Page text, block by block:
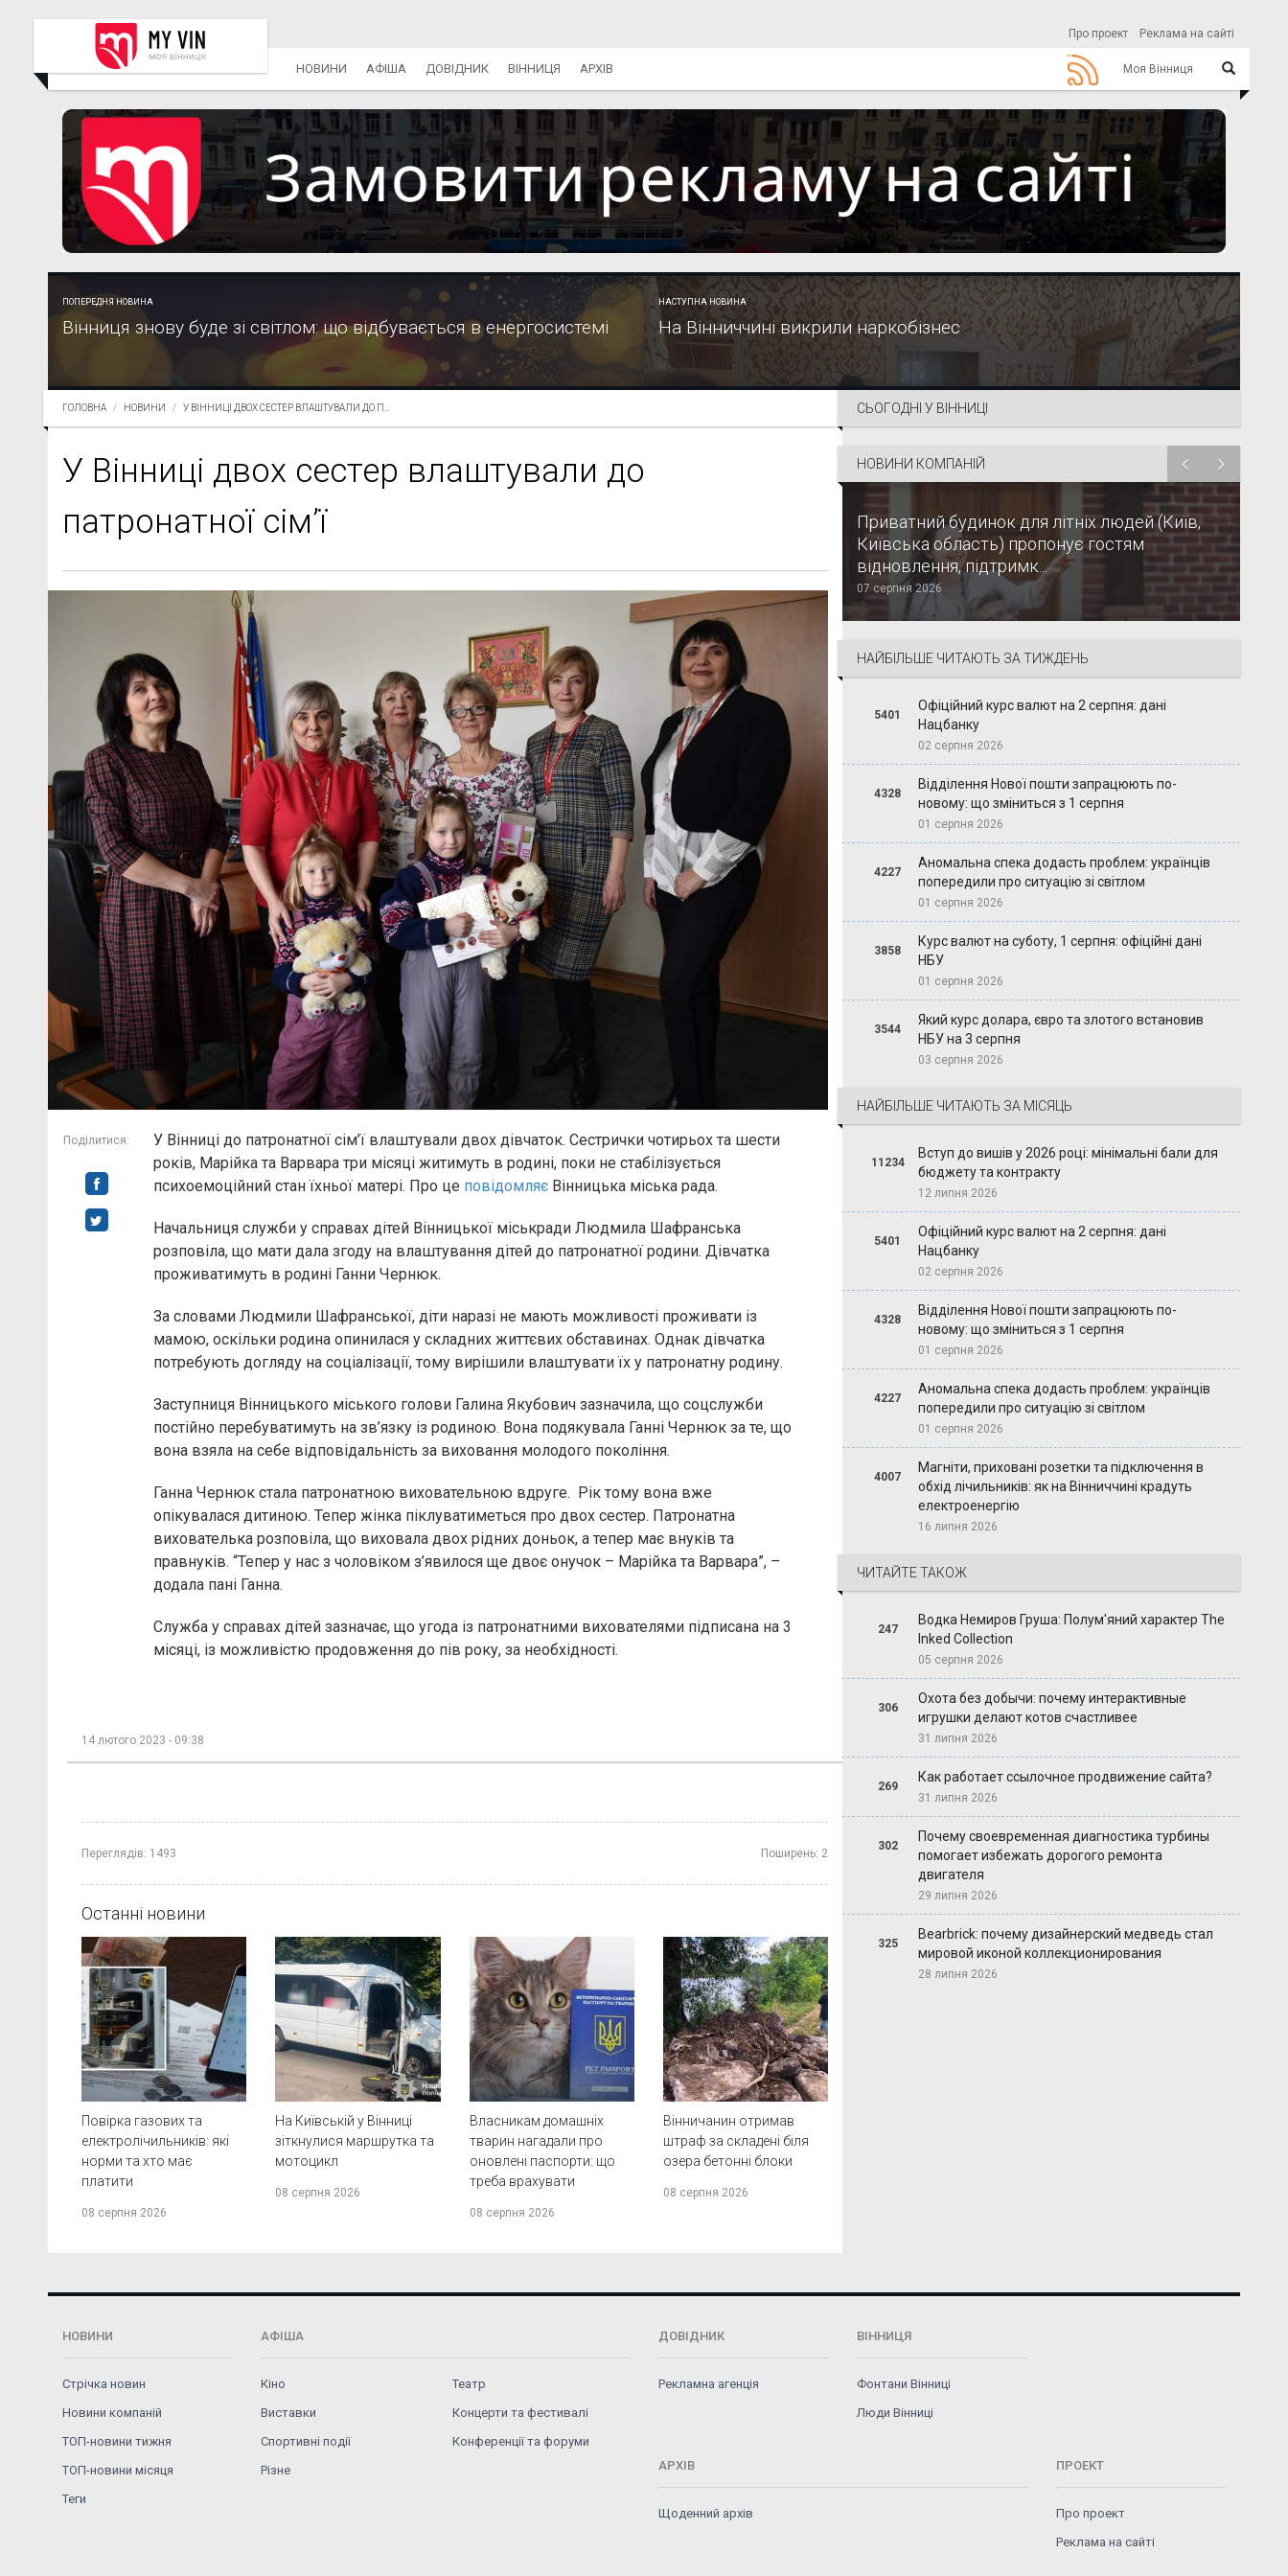
Про проект Реклама на сайті
Моя Вінниця
НОВИНИ АФІША ДОВІДНИК ВІННИЦЯ АРХІВ
ПОПЕРЕДНЯ НОВИНА
Вінниця знову буде зі світлом: що відбувається в енергосистемі
НАСТУПНА НОВИНА
На Вінниччині викрили наркобізнес
ГОЛОВНА НОВИНИ У ВІННИЦІ ДВОХ СЕСТЕР ВЛАШТУВАЛИ ДО П...
У Вінниці двох сестер влаштували до
патронатної сім’ї
Поділитися:
У Вінниці до патронатної сім’ї влаштували двох дівчаток. Сестрички чотирьох та шести
років, Марійка та Варвара три місяці житимуть в родині, поки не стабілізується
психоемоційний стан їхньої матері. Про це повідомляє Вінницька міська рада.
Начальниця служби у справах дітей Вінницької міськради Людмила Шафранська
розповіла, що мати дала згоду на влаштування дітей до патронатної родини. Дівчатка
проживатимуть в родині Ганни Чернюк.
За словами Людмили Шафранської, діти наразі не мають можливості проживати із
мамою, оскільки родина опинилася у складних життєвих обставинах. Однак дівчатка
потребують догляду на соціалізації, тому вирішили влаштувати їх у патронатну родину.
Заступниця Вінницького міського голови Галина Якубович зазначила, що соцслужби
постійно перебуватимуть на зв’язку із родиною. Вона подякувала Ганні Чернюк за те, що
вона взяла на себе відповідальність за виховання молодого покоління.
Ганна Чернюк стала патронатною виховательною вдруге. Рік тому вона вже
опікувалася дитиною. Тепер жінка піклуватиметься про двох сестер. Патронатна
вихователька розповіла, що виховала двох рідних доньок, а тепер має внуків та
правнуків. “Тепер у нас з чоловіком з’явилося ще двоє онучок – Марійка та Варвара”, –
додала пані Ганна.
Служба у справах дітей зазначає, що угода із патронатними вихователями підписана на 3
місяці, із можливістю продовження до пів року, за необхідності.
14 лютого 2023 - 09:38
Переглядів: 1493 Поширень: 2
Останні новини
Повірка газових та
електролічильників: які
норми та хто має
платити
08 серпня 2026
На Київській у Вінниці
зіткнулися маршрутка та
мотоцикл
08 серпня 2026
Власникам домашніх
тварин нагадали про
оновлені паспорти: що
треба врахувати
08 серпня 2026
Вінничанин отримав
штраф за складені біля
озера бетонні блоки
08 серпня 2026
СЬОГОДНІ У ВІННИЦІ
НОВИНИ КОМПАНІЙ
Приватний будинок для літніх людей (Київ,
Київська область) пропонує гостям
відновлення, підтримк...
07 серпня 2026
НАЙБІЛЬШЕ ЧИТАЮТЬ ЗА ТИЖДЕНЬ
5401
Офіційний курс валют на 2 серпня: дані
Нацбанку
02 серпня 2026
4328
Відділення Нової пошти запрацюють по-
новому: що зміниться з 1 серпня
01 серпня 2026
4227
Аномальна спека додасть проблем: українців
попередили про ситуацію зі світлом
01 серпня 2026
3858
Курс валют на суботу, 1 серпня: офіційні дані
НБУ
01 серпня 2026
3544
Який курс долара, євро та злотого встановив
НБУ на 3 серпня
03 серпня 2026
НАЙБІЛЬШЕ ЧИТАЮТЬ ЗА МІСЯЦЬ
11234
Вступ до вишів у 2026 році: мінімальні бали для
бюджету та контракту
12 липня 2026
5401
Офіційний курс валют на 2 серпня: дані
Нацбанку
02 серпня 2026
4328
Відділення Нової пошти запрацюють по-
новому: що зміниться з 1 серпня
01 серпня 2026
4227
Аномальна спека додасть проблем: українців
попередили про ситуацію зі світлом
01 серпня 2026
4007
Магніти, приховані розетки та підключення в
обхід лічильників: як на Вінниччині крадуть
електроенергію
16 липня 2026
ЧИТАЙТЕ ТАКОЖ
247
Водка Немиров Груша: Полум'яний характер The
Inked Collection
05 серпня 2026
306
Охота без добычи: почему интерактивные
игрушки делают котов счастливее
31 липня 2026
269
Как работает ссылочное продвижение сайта?
31 липня 2026
302
Почему своевременная диагностика турбины
помогает избежать дорогого ремонта
двигателя
29 липня 2026
325
Bearbrick: почему дизайнерский медведь стал
мировой иконой коллекционирования
28 липня 2026
НОВИНИ
Стрічка новин
Новини компаній
ТОП-новини тижня
ТОП-новини місяця
Теги
АФІША
Кіно
Театр
Виставки
Концерти та фестивалі
Спортивні події
Конференції та форуми
Різне
ДОВІДНИК
Рекламна агенція
ВІННИЦЯ
Фонтани Вінниці
Люди Вінниці
АРХІВ
Щоденний архів
ПРОЕКТ
Про проект
Реклама на сайті